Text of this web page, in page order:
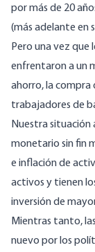
por más de 20
(más adelante en
Pero una vez que
enfrentaron a un
ahorro, la compra
trabajadores de
Nuestra
monetario sin fin
e inflación de
activos y tienen
inversión de
Mientras tanto,
nuevo por los